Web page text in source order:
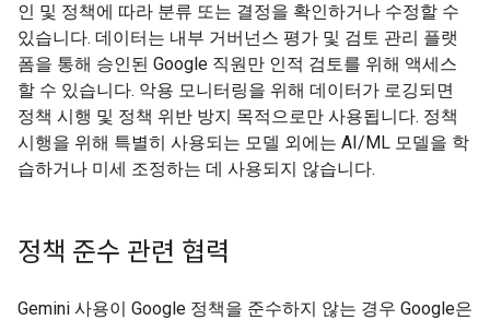
인 및 정책에 따라 분류 또는 결정을 확인하거나 수정할 수
있습니다. 데이터는 내부 거버넌스 평가 및 검토 관리 플랫
폼을 통해 승인된 Google 직원만 인적 검토를 위해 액세스
할 수 있습니다. 악용 모니터링을 위해 데이터가 로깅되면
정책 시행 및 정책 위반 방지 목적으로만 사용됩니다. 정책
시행을 위해 특별히 사용되는 모델 외에는 AI/ML 모델을 학
습하거나 미세 조정하는 데 사용되지 않습니다.
정책 준수 관련 협력
Gemini 사용이 Google 정책을 준수하지 않는 경우 Google은